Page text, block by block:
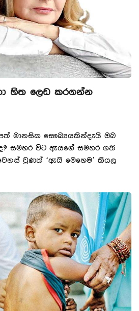
හිත ලෙඩ කරගන්න
මානසික සෞඛ්‍යයකින්දැයි ඔබ
සමහර විට ඇයගේ සමහර ගති
වුණත් ‘ඇයි මෙහෙම’ කියල